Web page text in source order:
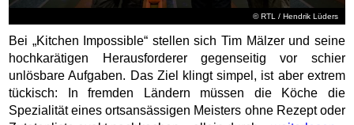
©RTL / Hendrik Lüders
Bei „Kitchen Impossible“ stellen sich Tim Mälzer und seine
hochkarätigen Herausforderer gegenseitig vor schier
unlösbare Aufgaben. Das Ziel klingt simpel, ist aber extrem
tückisch: In fremden Ländern müssen die Köche die
Spezialität eines ortsansässigen Meisters ohne Rezept oder